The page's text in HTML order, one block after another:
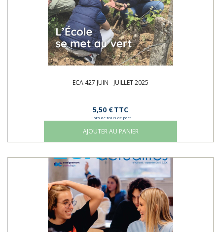
ECA 427 JUIN - JUILLET 2025
5,50 €TTC
Hors de frais de port
AJOUTER AU PANIER